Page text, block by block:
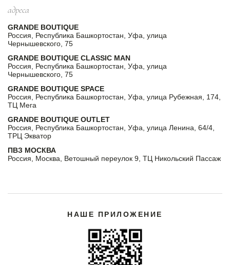
адреса
GRANDE BOUTIQUE
Россия, Республика Башкортостан, Уфа, улица
Чернышевского, 75
GRANDE BOUTIQUE CLASSIC MAN
Россия, Республика Башкортостан, Уфа, улица
Чернышевского, 75
GRANDE BOUTIQUE SPACE
Россия, Республика Башкортостан, Уфа, улица Рубежная, 174,
ТЦ Мега
GRANDE BOUTIQUE OUTLET
Россия, Республика Башкортостан, Уфа, улица Ленина, 64/4,
ТРЦ Экватор
ПВЗ МОСКВА
Россия, Москва, Ветошный переулок 9, ТЦ Никольский Пассаж
НАШЕ ПРИЛОЖЕНИЕ